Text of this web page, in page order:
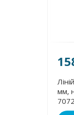
мм,